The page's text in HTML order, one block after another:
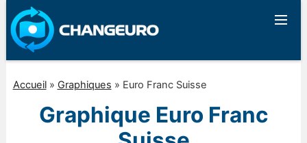
Accueil» Graphiques » Euro Franc Suisse
Graphique Euro Franc